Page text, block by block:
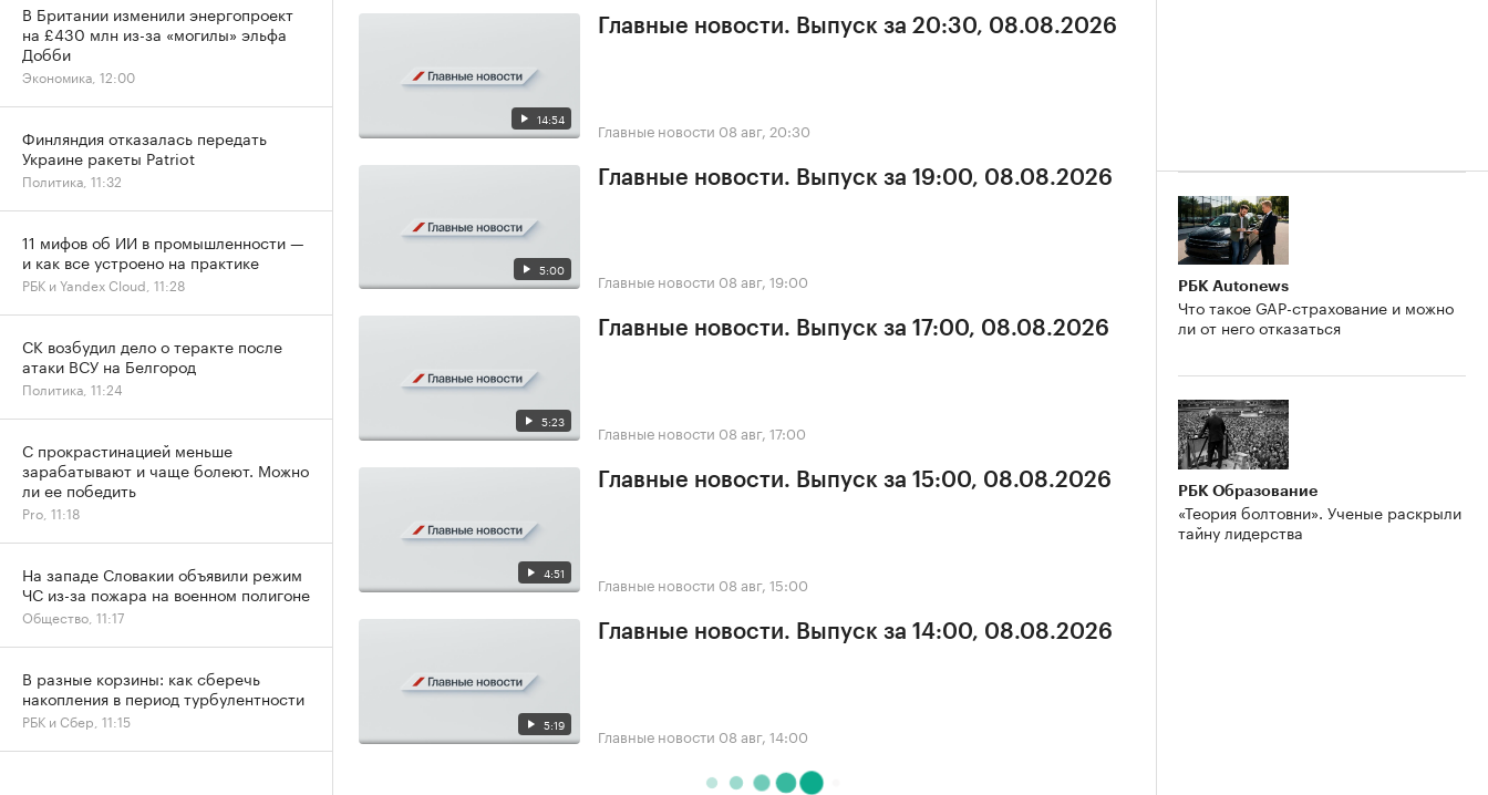
14:54
Главные новости. Выпуск за 20:30, 08.08.2026
Главные новости 08 авг, 20:30
5:00
Главные новости. Выпуск за 19:00, 08.08.2026
Главные новости 08 авг, 19:00
5:23
Главные новости. Выпуск за 17:00, 08.08.2026
Главные новости 08 авг, 17:00
4:51
Главные новости. Выпуск за 15:00, 08.08.2026
Главные новости 08 авг, 15:00
5:19
Главные новости. Выпуск за 14:00, 08.08.2026
Главные новости 08 авг, 14:00
РБК Autonews
Что такое GAP-страхование и можно
ли от него отказаться
РБК Образование
«Теория болтовни». Ученые раскрыли
тайну лидерства
В Британии изменили энергопроект
на £430 млн из-за «могилы» эльфа
Добби
Экономика, 12:00
Финляндия отказалась передать
Украине ракеты Patriot
Политика, 11:32
11 мифов об ИИ в промышленности —
и как все устроено на практике
РБК и Yandex Cloud, 11:28
СК возбудил дело о теракте после
атаки ВСУ на Белгород
Политика, 11:24
С прокрастинацией меньше
зарабатывают и чаще болеют. Можно
ли ее победить
Pro, 11:18
На западе Словакии объявили режим
ЧС из-за пожара на военном полигоне
Общество, 11:17
В разные корзины: как сберечь
накопления в период турбулентности
РБК и Сбер, 11:15